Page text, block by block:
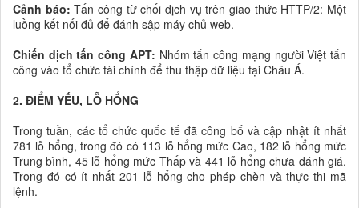
Cảnh báo:Tấn công từ chối dịch vụ trên giao thức HTTP/2: Một
luồng kết nối đủ để đánh sập máy chủ web.
Chiến dịch tấn công APT: Nhóm tấn công mạng người Việt tấn
công vào tổ chức tài chính để thu thập dữ liệu tại Châu Á.
2. ĐIỂM YẾU, LỖ HỔNG
Trong tuần, các tổ chức quốc tế đã công bố và cập nhật ít nhất
781 lỗ hổng, trong đó có 113 lỗ hổng mức Cao, 182 lỗ hổng mức
Trung bình, 45 lỗ hổng mức Thấp và 441 lỗ hổng chưa đánh giá.
Trong đó có ít nhất 201 lỗ hổng cho phép chèn và thực thi mã
lệnh.